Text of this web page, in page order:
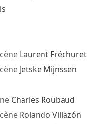
Laurent Fréchuret
Jetske Mijnssen
Charles Roubaud
Rolando Villazón